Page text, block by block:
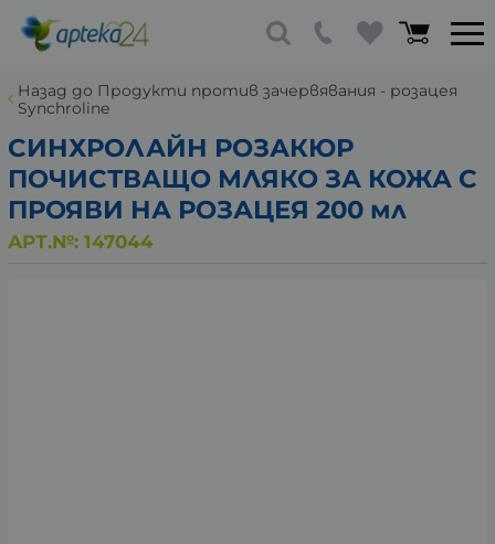
Назад до Продукти против зачервявания - розацея
Synchroline
СИНХРОЛАЙН РОЗАКЮР
ПОЧИСТВАЩО МЛЯКО ЗА КОЖА С
ПРОЯВИ НА РОЗАЦЕЯ 200 мл
АРТ.№: 147044